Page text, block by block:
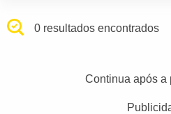
0 resultados encontrados
Continua após a